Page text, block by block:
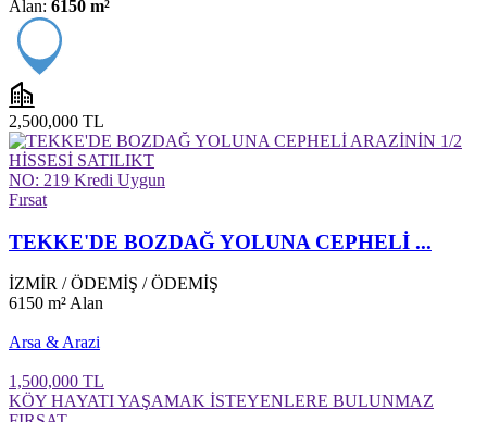
Alan: 6150 m²
2,500,000 TL
NO: 219 Kredi Uygun
Fırsat
TEKKE'DE BOZDAĞ YOLUNA CEPHELİ ...
İZMİR /ÖDEMİŞ /ÖDEMİŞ
6150 m²Alan
Arsa & Arazi
1,500,000 TL
KÖY HAYATI YAŞAMAK İSTEYENLERE BULUNMAZ